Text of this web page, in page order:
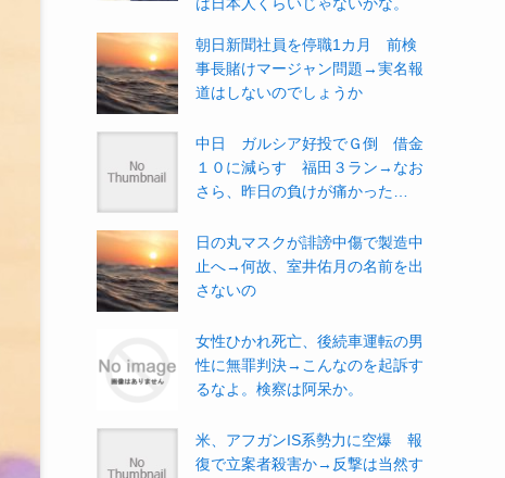
朝日新聞社員を停職1カ月 前検
事長賭けマージャン問題→実名報
道はしないのでしょうか
中日 ガルシア好投でＧ倒 借金
１０に減らす 福田３ラン→なお
さら、昨日の負けが痛かった…
日の丸マスクが誹謗中傷で製造中
止へ→何故、室井佑月の名前を出
さないの
女性ひかれ死亡、後続車運転の男
性に無罪判決→こんなのを起訴す
るなよ。検察は阿呆か。
米、アフガンIS系勢力に空爆 報
復で立案者殺害か→反撃は当然す